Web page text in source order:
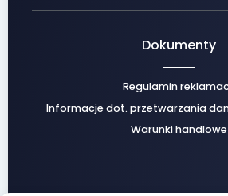
Dokumenty
Regulamin
Informacje dot. przetwarzania
Warunki handlowe